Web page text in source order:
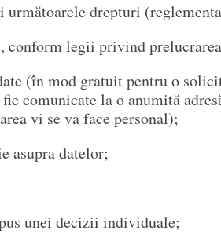
următoarele drepturi
conform legii privind
(în mod gratuit pentru o
comunicate la o anumită
vi se va face personal);
asupra datelor;
unei decizii individuale;